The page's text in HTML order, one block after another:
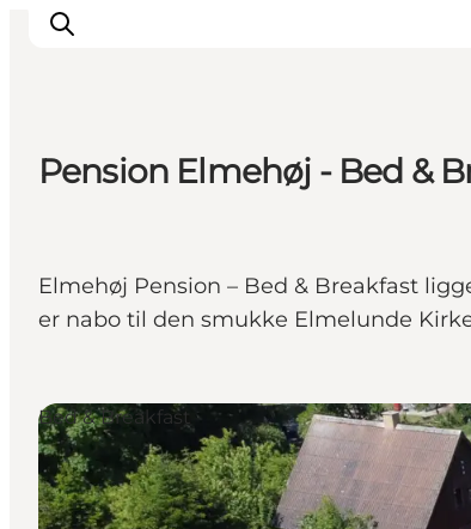
Oplevelser
Overnatning
Pension Elmehøj - Bed &
Elmehøj Pension – Bed & Breakfast
er nabo til den smukke Elmelunde
Bed & Breakfast